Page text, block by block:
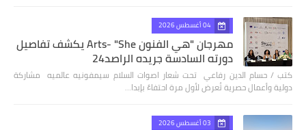
04 أغسطس 2026
مهرجان "هي الفنون Arts- "She يكشف تفاصيل
دورته السادسة جريده الراصد24
كتب / حسام الدين رفاعي تحت شعار اصوات السلام سيمفونيه عالميه مشاركة
دولية وأعمال حصرية تُعرض لأول مرة احتفاءً بإبدا…
03 أغسطس 2026